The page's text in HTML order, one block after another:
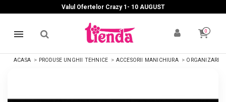
Valul Ofertelor Crazy 1- 10 AUGUST
0
ACASA PRODUSE UNGHII TEHNICE ACCESORII MANICHIURA ORGANIZARE